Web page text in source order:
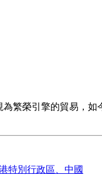
繁榮引擎的貿易，
特別行政區、中國